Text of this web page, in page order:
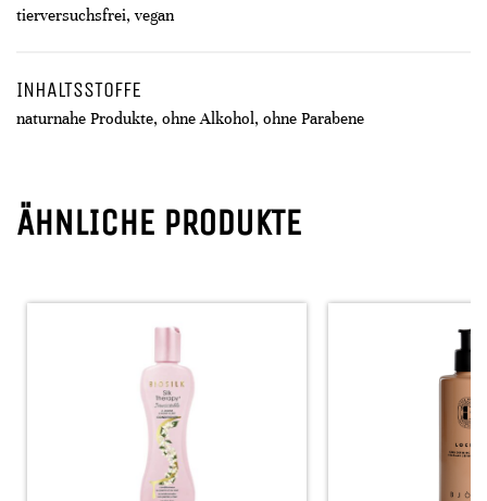
tierversuchsfrei, vegan
INHALTSSTOFFE
naturnahe Produkte, ohne Alkohol, ohne Parabene
ÄHNLICHE PRODUKTE